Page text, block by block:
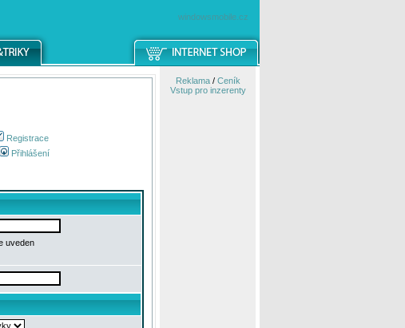
windowsmobile.cz
Registrace
Přihlášení
uveden
Reklama/ Ceník
Vstup pro inzerenty